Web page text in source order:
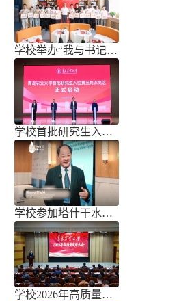
学校举办“我与书记共话成长”师生面
学校首批研究生入驻黄三角农高区
学校参加塔什干水周2026国际论坛
学校2026年高质量发展大会召开